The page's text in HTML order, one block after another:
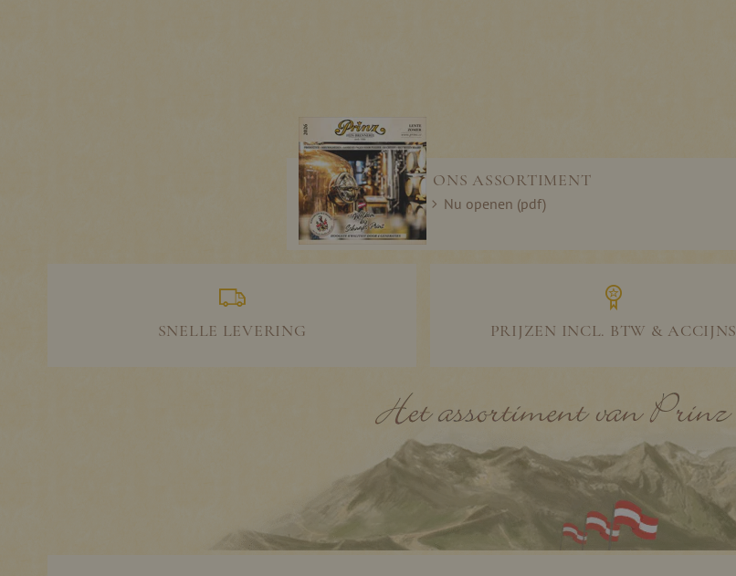
ONS ASSORTIMENT
Nu openen (pdf)
SNELLE LEVERING PRIJZEN INCL. BTW & ACCIJNS